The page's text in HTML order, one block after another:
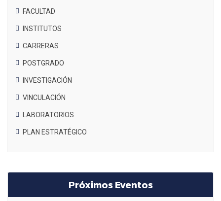
FACULTAD
INSTITUTOS
CARRERAS
POSTGRADO
INVESTIGACIÓN
VINCULACIÓN
LABORATORIOS
PLAN ESTRATÉGICO
Próximos Eventos